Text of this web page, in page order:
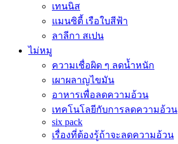
เทนนิส
แมนซิตี้ เรือใบสีฟ้า
ลาลีกา สเปน
ไม่หมู
ความเชื่อผิด ๆ ลดน้ำหนัก
เผาผลาญไขมัน
อาหารเพื่อลดความอ้วน
เทคโนโลยีกับการลดความอ้วน
six pack
เรื่องที่ต้องรู้ถ้าจะลดความอ้วน